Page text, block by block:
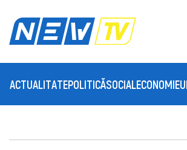
ACTUALITATEPOLITICĂSOCIAL ECONOMIE